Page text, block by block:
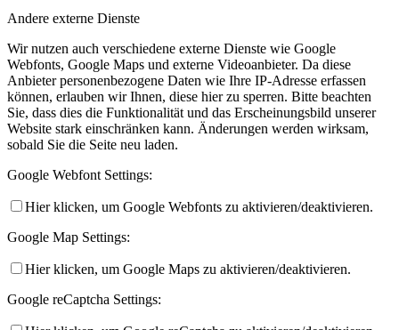
Andere externe Dienste
Wir nutzen auch verschiedene externe Dienste wie Google
Webfonts, Google Maps und externe Videoanbieter. Da diese
Anbieter personenbezogene Daten wie Ihre IP-Adresse erfassen
können, erlauben wir Ihnen, diese hier zu sperren. Bitte beachten
Sie, dass dies die Funktionalität und das Erscheinungsbild unserer
Website stark einschränken kann. Änderungen werden wirksam,
sobald Sie die Seite neu laden.
Google Webfont Settings:
Hier klicken, um Google Webfonts zu aktivieren/deaktivieren.
Google Map Settings:
Hier klicken, um Google Maps zu aktivieren/deaktivieren.
Google reCaptcha Settings: